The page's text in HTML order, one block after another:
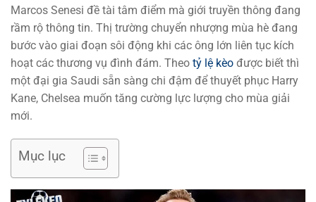
Marcos Senesi đề tài tâm điểm mà giới truyền thông đang
rầm rộ thông tin. Thị trường chuyển nhượng mùa hè đang
bước vào giai đoạn sôi động khi các ông lớn liên tục kích
hoạt các thương vụ đình đám. Theo tỷ lệ kèo được biết thì
một đại gia Saudi sẵn sàng chi đậm để thuyết phục Harry
Kane, Chelsea muốn tăng cường lực lượng cho mùa giải
mới.
Mục lục